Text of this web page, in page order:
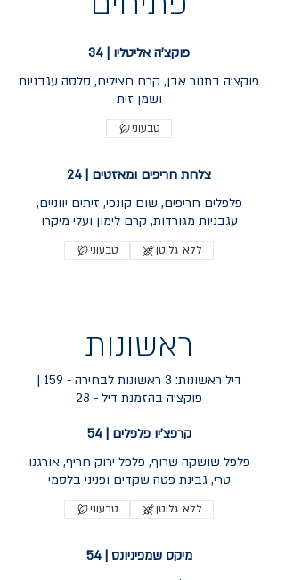
פוקצ'ה אליטליו | 34
פוקצ׳ה בתנור אבן, קרם חצילים, סלסה עגבניות
ושמן זית
טבעוני
צלחת חריפים ומאזטים | 24
פלפלים חריפים, שום קונפי, זיתים יווניים,
עגבניות מגורדות, קרם לימון ועלי מיקרו
טבעוני ללא גלוטן
ראשונות
דיל ראשונות: 3 ראשונות לבחירה - 159 |
פוקצ׳ה בהזמנת דיל - 28
קרפצ'יו פלפלים | 54
פלפל שושקה שרוף, פלפל ירוק חריף, אורגנו
טבעוני ללא גלוטן
מיקס שמפיניונס | 54